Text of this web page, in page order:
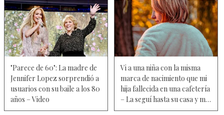
"Parece de 60": La madre de
Jennifer Lopez sorprendió a
usuarios con su baile a los 80
años – Video
Vi a una niña con la misma
marca de nacimiento que mi
hija fallecida en una cafetería
– La seguí hasta su casa y me
quedé paralizada cuando vi a